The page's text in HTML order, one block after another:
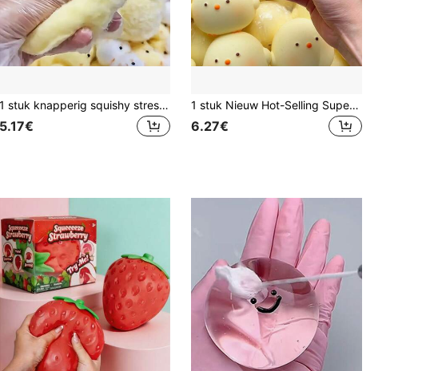
1 stuk knapperig squishy stressverlichtend speelgoed, cartoon kip knijpspeelgoed met slijmgevoel, viral waterachtig langzaam terugspringend nep-siliconen
5.17€
1 stuk Nieuw Hot-Selling Super Zacht Squishy Kip Traag Herstel Stressverlichtend Knijpspeelgoed, Creatief Realistisch Kuikenspeelgoed, Schattig Decompressie Knijpspeelgoed, Creatief Speelgoed Voor Tieners, Stressverlichtend Speelgoed Voor Tieners, Verjaardagscadeau, Feestdagcadeau
6.27€